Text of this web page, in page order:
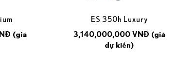
(giá
ES 350h Luxury
3,140,000,000 VNĐ (giá
dự kiến)